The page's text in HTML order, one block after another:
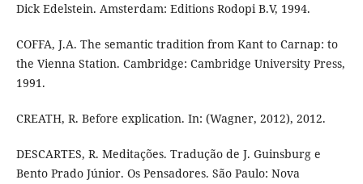
Dick Edelstein. Amsterdam: Editions Rodopi B.V, 1994.
COFFA, J.A. The semantic tradition from Kant to Carnap: to
the Vienna Station. Cambridge: Cambridge University Press,
1991.
CREATH, R. Before explication. In: (Wagner, 2012), 2012.
DESCARTES, R. Meditações. Tradução de J. Guinsburg e
Bento Prado Júnior. Os Pensadores. São Paulo: Nova